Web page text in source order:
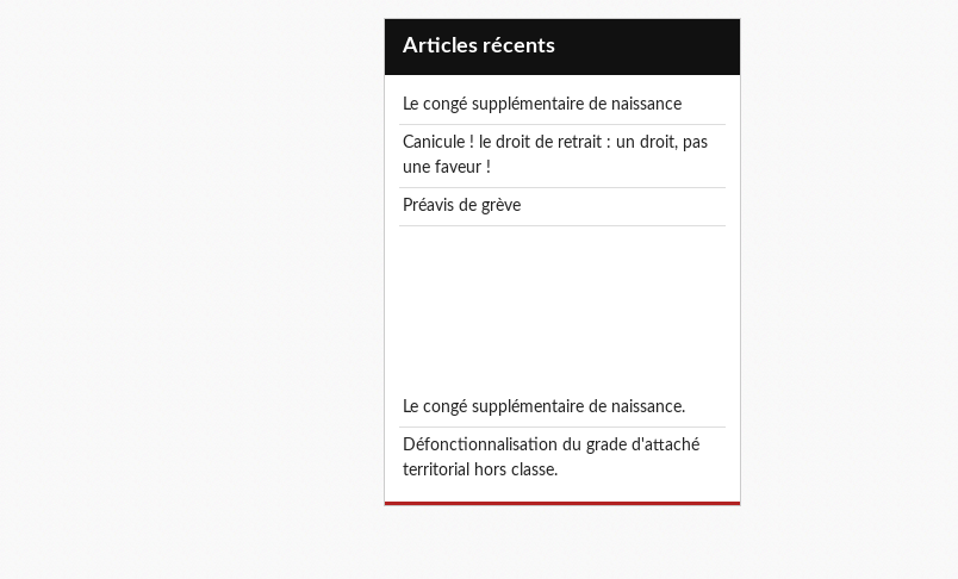
articles récents
le congé supplémentaire de naissance
canicule ! le droit de retrait : un droit, pas
une faveur !
préavis de grève
le congé supplémentaire de naissance.
défonctionnalisation du grade d'attaché
territorial hors classe.